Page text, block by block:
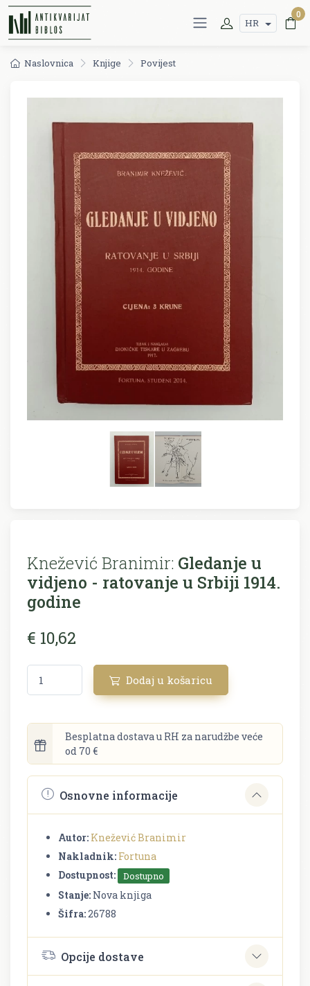
HR
0
Naslovnica Knjige Povijest
Knežević Branimir: Gledanje u
vidjeno - ratovanje u Srbiji 1914.
godine
€ 10,62
Dodaj u košaricu
Besplatna dostava u RH za narudžbe veće
od 70 €
Osnovne informacije
Autor: Knežević Branimir
Nakladnik: Fortuna
Dostupnost:
Dostupno
Stanje: Nova knjiga
Šifra:26788
Opcije dostave